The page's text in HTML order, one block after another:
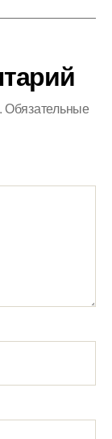
Обязательные